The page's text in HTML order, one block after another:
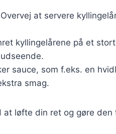
at servere
kyllingelårene på et
sauce, som f.eks. en
smag.
løfte din ret og gøre